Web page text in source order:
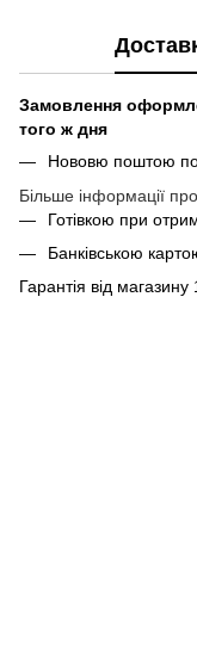
Замовлення
того ж дня
Нововю поштою по
Більше інформації
Готівкою при
Банківською
Гарантія від магазину